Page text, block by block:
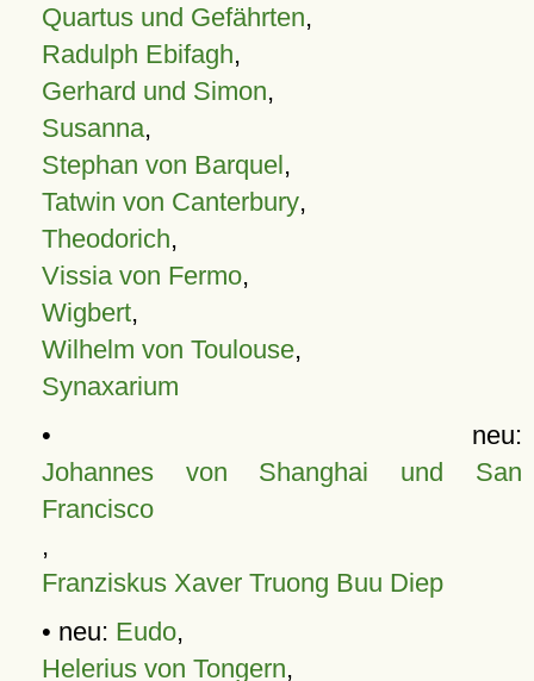
Quartus und Gefährten,
Radulph Ebifagh,
Gerhard und Simon,
Susanna,
Stephan von Barquel,
Tatwin von Canterbury,
Theodorich,
Vissia von Fermo,
Wigbert,
Wilhelm von Toulouse,
Synaxarium
• neu:
Johannes von Shanghai und San
Francisco
,
Franziskus Xaver Truong Buu Diep
• neu: Eudo,
Helerius von Tongern,